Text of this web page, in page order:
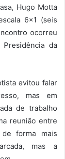
Hugo Motta
6×1 (seis
ocorreu
da
evitou falar
mas em
de trabalho
reunião entre
forma mais
mas a